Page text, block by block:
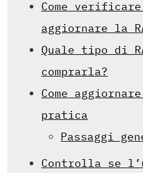
Come
aggiornare la
Quale tipo di
comprarla?
Come
pratica
Passaggi
Controlla se